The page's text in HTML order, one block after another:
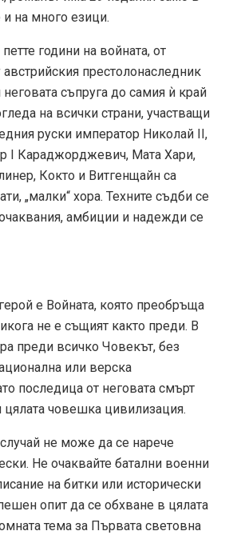
на много езици.
години на войната, от
престолонаследник
съпруга до самия ѝ край
на всички страни, участващи
руски император Николай II,
I Караджорджевич, Мата Хари,
Кокто и Витгенщайн са
„малки“ хора. Техните съдби се
амбиции и надежди се
е Войната, която преобръща
не е същият както преди. В
преди всичко Човекът, без
или верска
последица от неговата смърт
цялата човешка цивилизация.
не може да се нарече
Не очаквайте батални военни
на битки или исторически
опит да се обхване в цялата
тема за Първата световна